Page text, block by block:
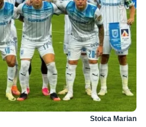
Stoica Marian